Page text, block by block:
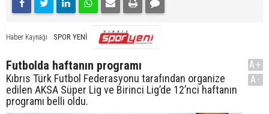
Haber Kaynağı SPOR YENİ
Futbolda haftanın programı
Kıbrıs Türk Futbol Federasyonu tarafından organize
edilen AKSA Süper Lig ve Birinci Lig’de 12’nci haftanın
programı belli oldu.
A+
A-